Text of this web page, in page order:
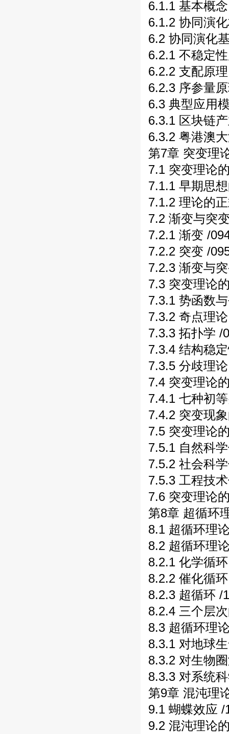
6.1.1 基本概
6.1.2 协同演
6.2 协同演化
6.2.1 不稳定
6.2.2 支配原
6.2.3 序参量
6.3 典型应用
6.3.1 区块链
6.3.2 粤港澳
第7章 突变理
7.1 突变理论
7.1.1 早期思
7.1.2 理论的
7.2 渐变与突
7.2.1 渐变 /
7.2.2 突变 /
7.2.3 渐变与
7.3 突变理论
7.3.1 势函数
7.3.2 奇点理
7.3.3 拓扑学 /
7.3.4 结构稳
7.3.5 分歧理
7.4 突变理论
7.4.1 七种初
7.4.2 突变现
7.5 突变理论
7.5.1 自然科
7.5.2 社会科
7.5.3 工程技
7.6 突变理论
第8章 超循环
8.1 超循环理
8.2 超循环理
8.2.1 化学循
8.2.2 催化循
8.2.3 超循环 /
8.2.4 三个层
8.3 超循环理
8.3.1 对地球
8.3.2 对生物
8.3.3 对系统
第9章 混沌理
9.1 蝴蝶效应 /
9.2 混沌理论